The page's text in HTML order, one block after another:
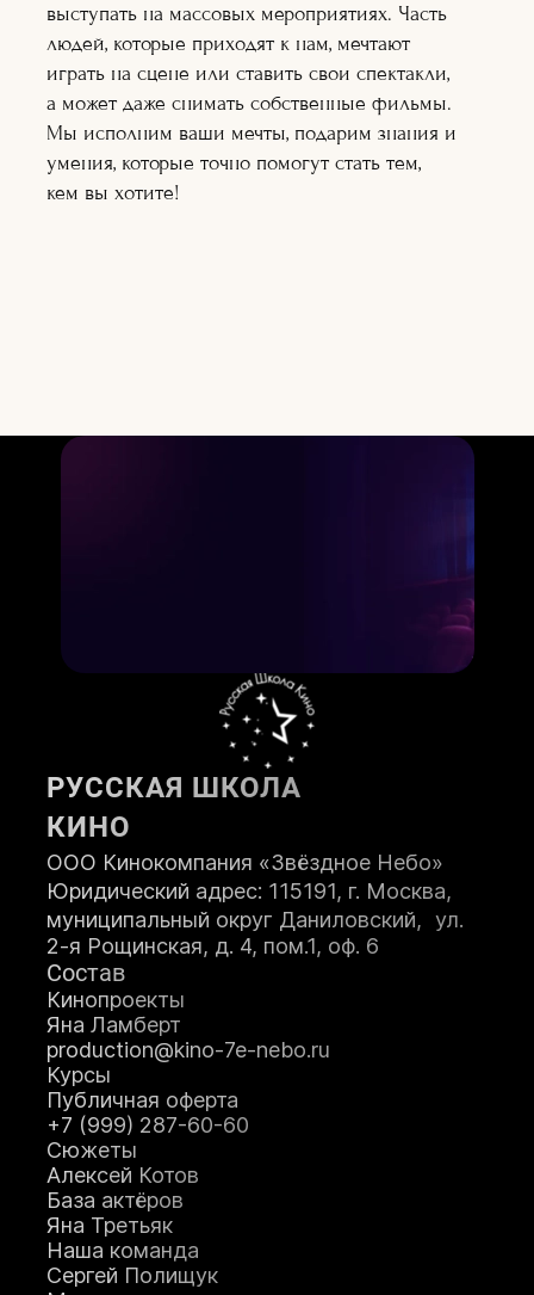
Подробнее
Подробнее
Подробне
е
Подробне
е
Подробнее
Подробнее
ПОСТУПИТЬ
выступать на массовых мероприятиях. Часть
людей, которые приходят к нам, мечтают
играть на сцене или ставить свои спектакли,
а может даже снимать собственные фильмы.
Мы исполним ваши мечты, подарим знания и
умения, которые точно помогут стать тем,
кем вы хотите!
РУССКАЯ ШКОЛА
КИНО
ООО Кинокомпания «Звёздное Небо»
Юридический адрес: 115191, г. Москва,
муниципальный округ Даниловский, ул.
2-я Рощинская, д. 4, пом.1, оф. 6
Состав
Кинопроекты
Яна Ламберт
production@kino-7e-nebo.ru
Курсы
Публичная оферта
+7 (999) 287-60-60
Сюжеты
Алексей Котов
База актёров
Яна Третьяк
Наша команда
Сергей Полищук